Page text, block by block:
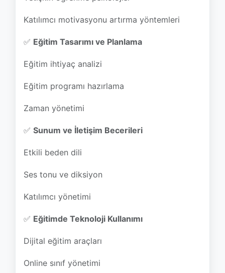
Eğitim ihtiyaç analizi
Eğitim programı hazırlama
Zaman yönetimi
✅Sunum ve İletişim Becerileri
Etkili beden dili
Ses tonu ve diksiyon
Katılımcı yönetimi
✅ Eğitimde Teknoloji Kullanımı
Dijital eğitim araçları
Online sınıf yönetimi
Görsel materyal hazırlama
✅Değerlendirme ve Geri Bildirim